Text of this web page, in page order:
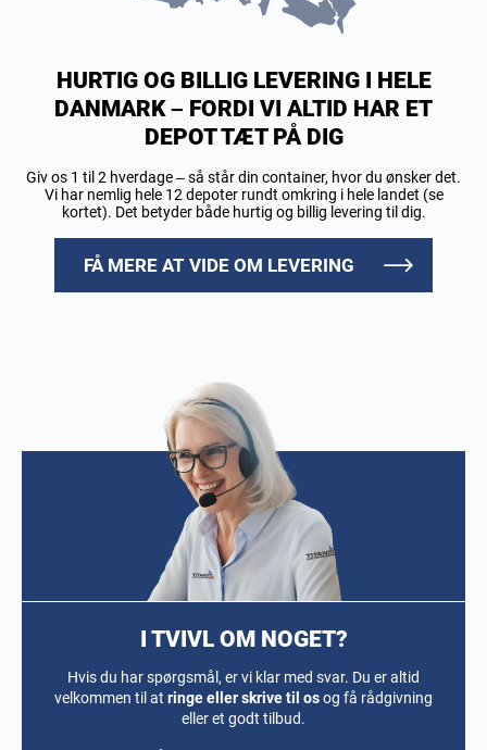
HURTIG OG BILLIG LEVERING I HELE
DANMARK – FORDI VI ALTID HAR ET
DEPOT TÆT PÅ DIG
Giv os 1 til 2 hverdage – så står din container, hvor du ønsker det.
Vi har nemlig hele 12 depoter rundt omkring i hele landet (se
kortet). Det betyder både hurtig og billig levering til dig.
FÅ MERE AT VIDE OM LEVERING
I TVIVL OM NOGET?
Hvis du har spørgsmål, er vi klar med svar. Du er altid
velkommen til at ringe eller skrive til osog få rådgivning
eller et godt tilbud.